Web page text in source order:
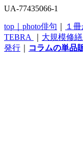
UA-77435066-1
top｜ photo俳句 １
TEBRA
大規模修
発行
コラムの単品